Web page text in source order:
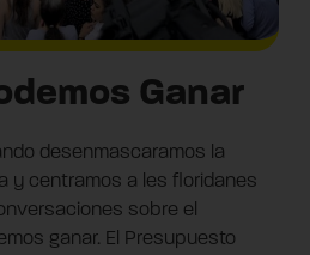
Ganar
desenmascaramos la
y centramos a les floridanes
sobre el
ganar. El Presupuesto